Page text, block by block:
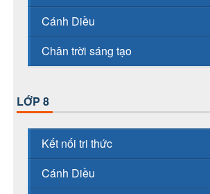
Cánh Diều
Chân trời sáng tạo
LỚP 8
Kết nối tri thức
Cánh Diều